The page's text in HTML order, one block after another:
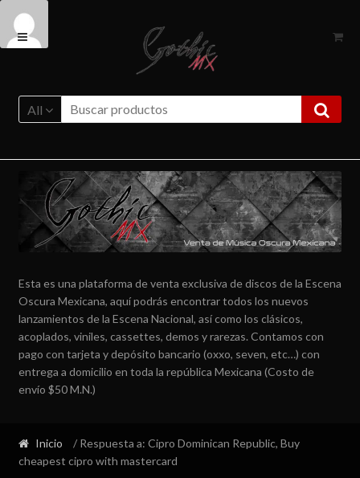
Ir
a
Ir
al
All
Esta es una plataforma de venta exclusiva de discos de la Escena
Oscura Mexicana, aquí podrás encontrar todos los nuevos
lanzamientos de la Escena Nacional, así como los clásicos,
acoplados, viniles, cassettes, demos y rarezas. Contamos con
pago con tarjeta y depósito bancario (oxxo, seven, etc…) con
entrega a domicilio en toda la república Mexicana (Costo de
envío $50 M.N.)
Inicio
/ Respuesta a: Cipro Dominican Republic, Buy
cheapest cipro with mastercard